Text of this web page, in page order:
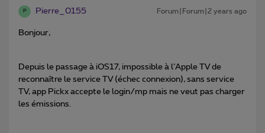
P Pierre_0155 Forum|Forum|2 years ago
Bonjour,
Depuis le passage à iOS17, impossible à l’Apple TV de
reconnaître le service TV (échec connexion), sans service
TV, app Pickx accepte le login/mp mais ne veut pas charger
les émissions.